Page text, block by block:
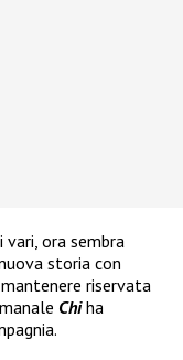
ora sembra
storia con
riservata
Chiha